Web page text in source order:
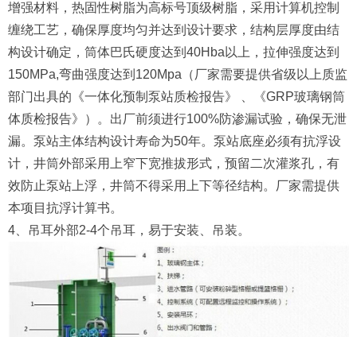
增强材料，热固性树脂为高标号顶级树脂，采用计算机控制
缠绕工艺，确保厚度均匀并达到设计要求，结构层厚度由结
构设计确定，筒体巴氏硬度达到40Hba以上，拉伸强度达到
150MPa,弯曲强度达到120Mpa（厂家需要提供省级以上质监
部门出具的《一体化预制泵站质检报告》 、《GRP玻璃钢筒
体质检报告》）。出厂前须进行100%防渗漏试验，确保无泄
漏。泵站主体结构设计寿命为50年。泵站底座必须有抗浮设
计，井筒外部采用上窄下宽推拔形式，预留二次灌浆孔，有
效防止泵站上浮，井筒不得采用上下等径结构。厂家需提供
本项目抗浮计算书。
4、吊耳外部2-4个吊耳，易于安装、吊装。